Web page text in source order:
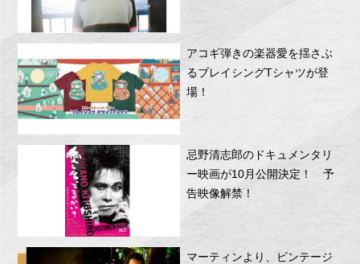
アコギ弾きの楽器愛を揺さぶ
るブレイシングTシャツが登
場！
忌野清志郎のドキュメンタリ
ー映画が10月公開決定！ 予
告映像解禁！
マーティンより、ビンテージ